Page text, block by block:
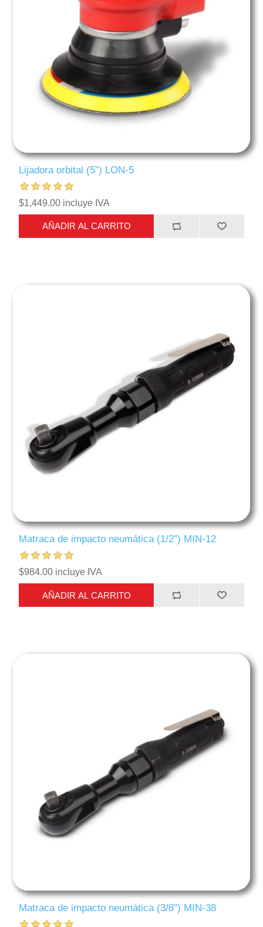
Lijadora orbital (5”) LON-5
$1,449.00 incluye IVA
AÑADIR AL CARRITO
Matraca de impacto neumática (1/2”) MIN-12
$984.00 incluye IVA
AÑADIR AL CARRITO
Matraca de impacto neumática (3/8”) MIN-38